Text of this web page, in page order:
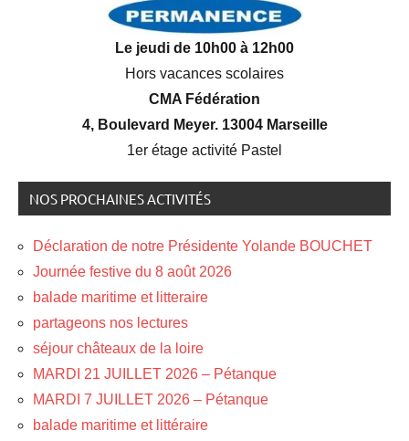
Le jeudi de 10h00 à 12h00
Hors vacances scolaires
CMA Fédération
4, Boulevard Meyer. 13004 Marseille
1er étage activité Pastel
NOS PROCHAINES ACTIVITÉS
Déclaration de notre Présidente Yolande BOUCHET
Journée festive du 8 août 2026
balade maritime et litteraire
partageons nos lectures
séjour châteaux de la loire
MARDI 21 JUILLET 2026 – Pétanque
MARDI 7 JUILLET 2026 – Pétanque
balade maritime et littéraire